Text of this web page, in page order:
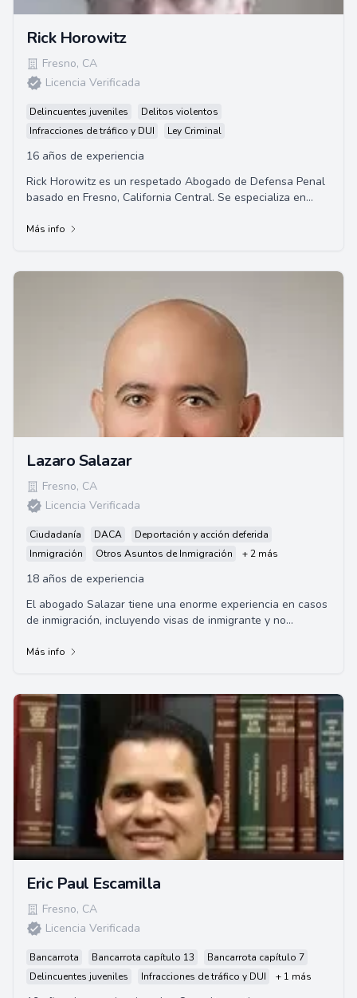
Rick Horowitz
Fresno, CA
Licencia Verificada
Delincuentes juveniles
Delitos violentos
Infracciones de tráfico y DUI
Ley Criminal
16 años de experiencia
Rick Horowitz es un respetado Abogado de Defensa Penal
basado en Fresno, California Central. Se especializa en
Más info
Lazaro Salazar
Fresno, CA
Licencia Verificada
Ciudadanía DACA
Deportación y acción deferida
Inmigración
Otros Asuntos de Inmigración + 2 más
18 años de experiencia
El abogado Salazar tiene una enorme experiencia en casos
de inmigración, incluyendo visas de inmigrante y no
defensa contra deportaciones.
Más info
Eric Paul Escamilla
Fresno, CA
Licencia Verificada
Bancarrota Bancarrota capítulo 13
Bancarrota capítulo 7
Delincuentes juveniles
Infracciones de tráfico y DUI + 1 más